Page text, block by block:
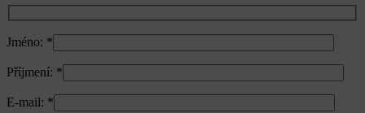
Jméno: *
Příjmení: *
E-mail: *